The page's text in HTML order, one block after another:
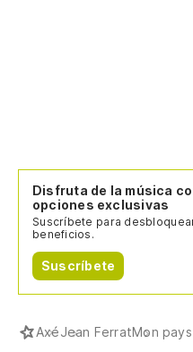
Disfruta de la música
opciones exclusivas
Suscríbete para
beneficios.
Suscríbete
AxéJean FerratMon